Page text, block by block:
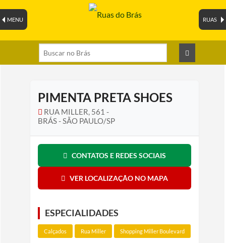
RUAS
MENU
PIMENTA PRETA SHOES
RUA MILLER, 561 -
BRÁS - SÃO PAULO/SP
CONTATOS E REDES SOCIAIS
VER LOCALIZAÇÃO NO MAPA
ESPECIALIDADES
Calçados Rua Miller Shopping Miller Boulevard